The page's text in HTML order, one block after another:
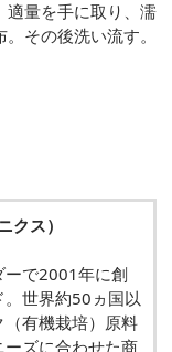
適量を手に取り、濡
その後洗い流す。
クス）
ーで2001年に創
世界約50ヵ国以
有機栽培）原料
ズに合わせた商